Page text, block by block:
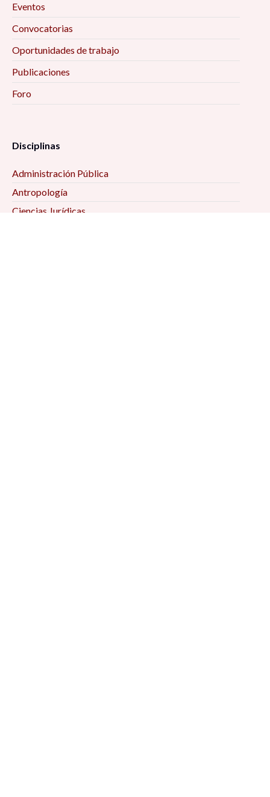
Eventos
Convocatorias
Oportunidades de trabajo
Publicaciones
Foro
Disciplinas
Administración Pública
Antropología
Ciencias Jurídicas